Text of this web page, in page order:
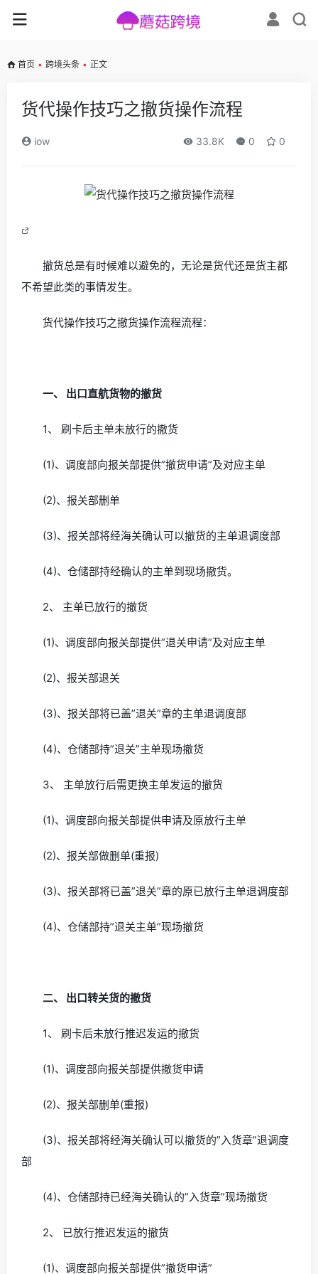
首页 • 跨境头条 • 正文
货代操作技巧之撤货操作流程
iow 33.8K 0 0
撤货总是有时候难以避免的，无论是货代还是货主都
不希望此类的事情发生。
货代操作技巧之撤货操作流程流程：
一、 出口直航货物的撤货
1、 刷卡后主单未放行的撤货
(1)、调度部向报关部提供”撤货申请”及对应主单
(2)、报关部删单
(3)、报关部将经海关确认可以撤货的主单退调度部
(4)、仓储部持经确认的主单到现场撤货。
2、 主单已放行的撤货
(1)、调度部向报关部提供”退关申请”及对应主单
(2)、报关部退关
(3)、报关部将已盖”退关”章的主单退调度部
(4)、仓储部持”退关”主单现场撤货
3、 主单放行后需更换主单发运的撤货
(1)、调度部向报关部提供申请及原放行主单
(2)、报关部做删单(重报)
(3)、报关部将已盖”退关”章的原已放行主单退调度部
(4)、仓储部持”退关主单”现场撤货
二、 出口转关货的撤货
1、 刷卡后未放行推迟发运的撤货
(1)、调度部向报关部提供撤货申请
(2)、报关部删单(重报)
(3)、报关部将经海关确认可以撤货的”入货章”退调度
部
(4)、仓储部持已经海关确认的”入货章”现场撤货
2、 已放行推迟发运的撤货
(1)、调度部向报关部提供”撤货申请”